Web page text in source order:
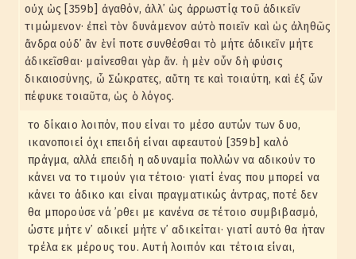
οὐχ ὡς [359b] ἀγαθόν, ἀλλ᾽ ὡς ἀρρωστίᾳ τοῦ ἀδικεῖν
τιμώμενον· ἐπεὶ τὸν δυνάμενον αὐτὸ ποιεῖν καὶ ὡς ἀληθῶς
ἄνδρα οὐδ᾽ ἂν ἑνί ποτε συνθέσθαι τὸ μήτε ἀδικεῖν μήτε
ἀδικεῖσθαι· μαίνεσθαι γὰρ ἄν. ἡ μὲν οὖν δὴ φύσις
δικαιοσύνης, ὦ Σώκρατες, αὕτη τε καὶ τοιαύτη, καὶ ἐξ ὧν
πέφυκε τοιαῦτα, ὡς ὁ λόγος.
το δίκαιο λοιπόν, που είναι το μέσο αυτών των δυο,
ικανοποιεί όχι επειδή είναι αφεαυτού [359b] καλό
πράγμα, αλλά επειδή η αδυναμία πολλών να αδικούν το
κάνει να το τιμούν για τέτοιο· γιατί ένας που μπορεί να
κάνει το άδικο και είναι πραγματικώς άντρας, ποτέ δεν
θα μπορούσε νά ᾽ρθει με κανένα σε τέτοιο συμβιβασμό,
ώστε μήτε ν᾽ αδικεί μήτε ν᾽ αδικείται· γιατί αυτό θα ήταν
τρέλα εκ μέρους του. Αυτή λοιπόν και τέτοια είναι,